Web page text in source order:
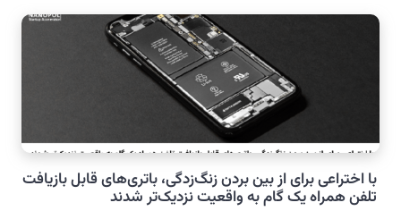
با اختراعی برای از بین بردن زنگ‌زدگی، باتری‌های قابل بازیافت
تلفن همراه یک گام به واقعیت نزدیک‌تر شدند